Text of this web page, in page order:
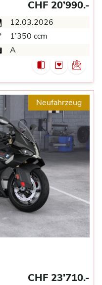
CHF 20’990.-
12.03.2026
1’350 ccm
A
Neufahrzeug
CHF 23’710.-